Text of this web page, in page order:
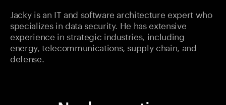
Jacky is an IT and software architecture expert who
specializes in data security. He has extensive
experience in strategic industries, including
energy, telecommunications, supply chain, and
defense.